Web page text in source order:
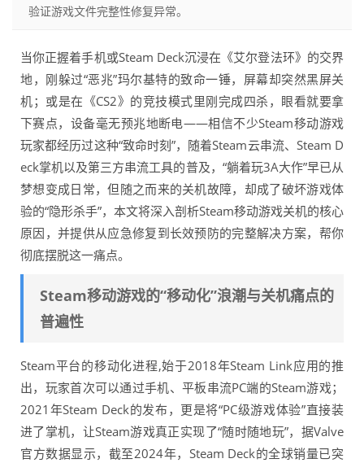
验证游戏文件完整性修复异常。
当你正握着手机或Steam Deck沉浸在《艾尔登法环》的交界
地，刚躲过“恶兆”玛尔基特的致命一锤，屏幕却突然黑屏关
机；或是在《CS2》的竞技模式里刚完成四杀，眼看就要拿
下赛点，设备毫无预兆地断电——相信不少Steam移动游戏
玩家都经历过这种“致命时刻”，随着Steam云串流、Steam D
eck掌机以及第三方串流工具的普及，“躺着玩3A大作”早已从
梦想变成日常，但随之而来的关机故障，却成了破坏游戏体
验的“隐形杀手”，本文将深入剖析Steam移动游戏关机的核心
原因，并提供从应急修复到长效预防的完整解决方案，帮你
彻底摆脱这一痛点。
Steam移动游戏的“移动化”浪潮与关机痛点的
普遍性
Steam平台的移动化进程,始于2018年Steam Link应用的推
出，玩家首次可以通过手机、平板串流PC端的Steam游戏；
2021年Steam Deck的发布，更是将“PC级游戏体验”直接装
进了掌机，让Steam游戏真正实现了“随时随地玩”，据Valve
官方数据显示，截至2024年，Steam Deck的全球销量已突